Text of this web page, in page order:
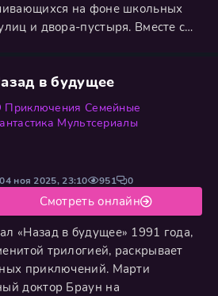
на фоне школьных
и двора-пустыря. Вместе с
страхами и находить общий
— порой весьма
Каждая история, будь
в будущее
Приключения Семейные
Мультсериалы
«Назад в будущее» 1991 года,
трилогией, раскрывает
приключений. Марти
доктор Браун на
04 ноя 2025, 23:10 951 0
Смотреть онлайн